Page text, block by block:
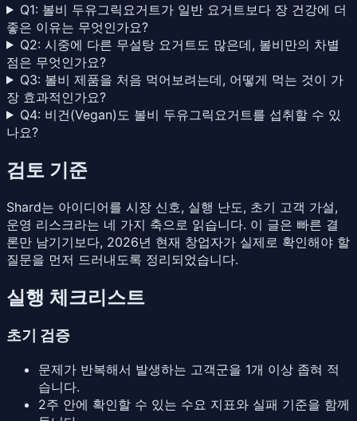
Q1: 볼비 두유그릭요거트가 일반 요거트보다 장 건강에 더
좋은 이유는 무엇인가요?
Q2: 시중에 다른 무설탕 요거트도 많은데, 볼비만의 차별
점은 무엇인가요?
Q3: 볼비 제품을 처음 먹어보려는데, 어떻게 먹는 것이 가
장 효과적인가요?
Q4: 비건(Vegan)도 볼비 두유그릭요거트를 섭취할 수 있
나요?
검토 기준
Shard는 아이디어를 시장 신호, 실행 난도, 초기 고객 가설,
운영 리스크라는 네 가지 축으로 읽습니다. 이 글은 빠른 결
론만 남기기보다, 2026년 현재 창업자가 실제로 확인해야 할
질문을 먼저 드러내도록 정리되었습니다.
실행 체크리스트
초기 검증
문제가 반복해서 발생하는 고객군을 1개 이상 좁혀 적
습니다.
2주 안에 확인할 수 있는 수요 지표와 실패 기준을 함께